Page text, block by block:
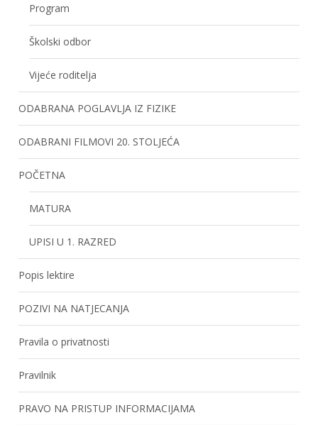
Program
Školski odbor
Vijeće roditelja
ODABRANA POGLAVLJA IZ FIZIKE
ODABRANI FILMOVI 20. STOLJEĆA
POČETNA
MATURA
UPISI U 1. RAZRED
Popis lektire
POZIVI NA NATJECANJA
Pravila o privatnosti
Pravilnik
PRAVO NA PRISTUP INFORMACIJAMA